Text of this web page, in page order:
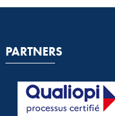
PARTNERS